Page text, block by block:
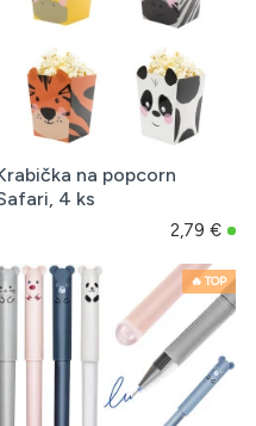
na popcorn
4 ks
2,79 €
🔥 TOP